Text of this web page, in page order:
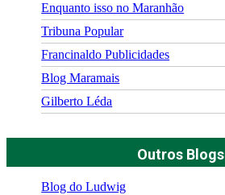
Enquanto isso no Maranhão
Tribuna Popular
Francinaldo Publicidades
Blog Maramais
Gilberto Léda
Outros Blogs
Blog do Ludwig